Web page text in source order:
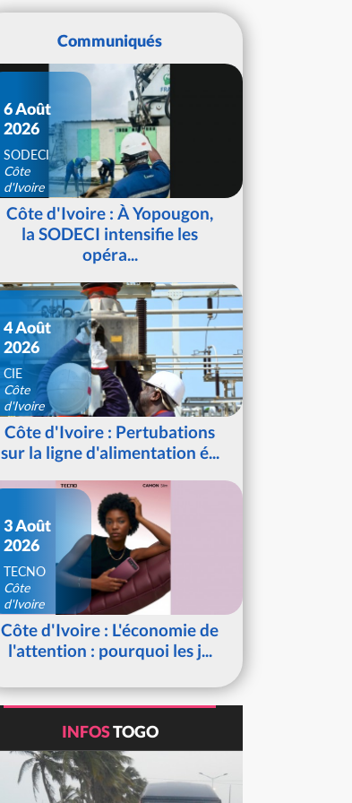
Communiqués
6 Août
2026
SODECI
Côte
d'Ivoire
Côte d'Ivoire : À Yopougon,
la SODECI intensifie les
opéra...
4 Août
2026
CIE
Côte
d'Ivoire
Côte d'Ivoire : Pertubations
sur la ligne d'alimentation é...
3 Août
2026
TECNO
Côte
d'Ivoire
Côte d'Ivoire : L'économie de
l'attention : pourquoi les j...
INFOSTOGO